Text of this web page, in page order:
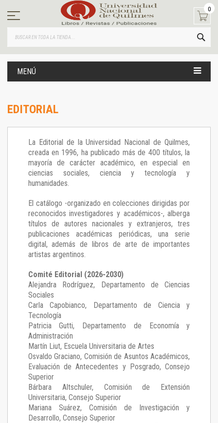
contenido
0
MENÚ
EDITORIAL
La Editorial de la Universidad Nacional de Quilmes,
creada en 1996, ha publicado más de 400 títulos, la
mayoría de carácter académico, en especial en
ciencias sociales, ciencia y tecnología y
humanidades.
El catálogo -organizado en colecciones dirigidas por
reconocidos investigadores y académicos-, alberga
títulos de autores nacionales y extranjeros, tres
publicaciones académicas periódicas, una serie
digital, además de libros de arte de importantes
artistas argentinos.
Comité Editorial (2026-2030)
Alejandra Rodríguez, Departamento de Ciencias
Sociales
Carla Capobianco, Departamento de Ciencia y
Tecnología
Patricia Gutti, Departamento de Economía y
Administración
Martín Liut, Escuela Universitaria de Artes
Osvaldo Graciano, Comisión de Asuntos Académicos,
Evaluación de Antecedentes y Posgrado, Consejo
Superior
Bárbara Altschuler, Comisión de Extensión
Universitaria, Consejo Superior
Mariana Suárez, Comisión de Investigación y
Desarrollo, Consejo Superior